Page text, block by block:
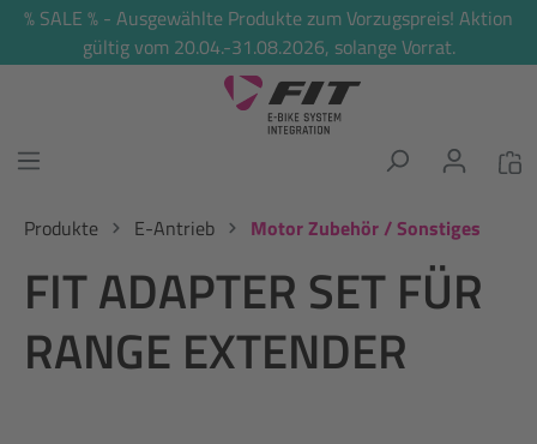
springen
% SALE % - Ausgewählte Produkte zum Vorzugspreis! Aktion
gültig vom 20.04.-31.08.2026, solange Vorrat.
Produkte E-Antrieb Motor Zubehör / Sonstiges
FIT ADAPTER SET FÜR
RANGE EXTENDER